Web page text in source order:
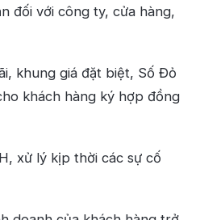
đối với công ty, cửa hàng,
khung giá đặt biệt, Số Đỏ
khách hàng ký hợp đồng
xử lý kịp thời các sự cố